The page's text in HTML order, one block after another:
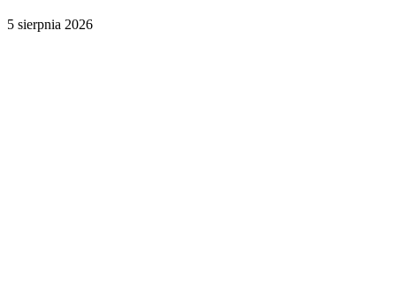
5 sierpnia 2026